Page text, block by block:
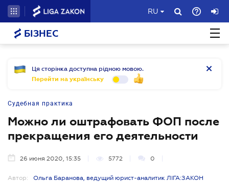
RU
БІЗНЕС
Ця сторінка доступна рідною мовою.
Перейти на українську
Судебная практика
Можно ли оштрафовать ФОП после
прекращения его деятельности
26 июня 2020, 15:35 5772 0
Автор:
Ольга Баранова, ведущий юрист-аналитик ЛІГА:ЗАКОН